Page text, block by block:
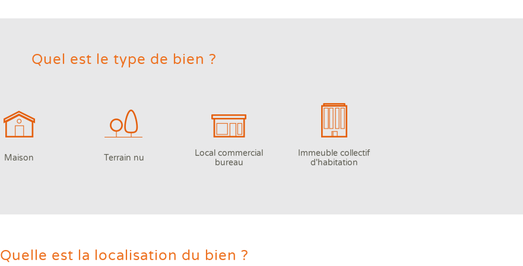
Quel est le type de bien ?
Maison Terrain nu
Local commercial
bureau
Immeuble collectif
d'habitation
Quelle est la localisation du bien ?